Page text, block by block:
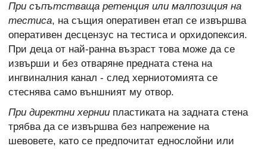
При съпътстваща ретенция или малпозиция на
тестиса, на същия оперативен етап се извършва
оперативен десцензус на тестиса и орхидопексия.
При деца от най-ранна възраст това може да се
извърши и без отваряне предната стена на
ингвиналния канал - след херниотомията се
стеснява само външният му отвор.
При директни хернии пластиката на задната стена
трябва да се извършва без напрежение на
шевовете, като се предпочитат еднослойни или